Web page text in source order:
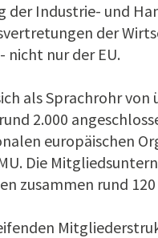
der Industrie- und
der
nur der EU.
als Sprachrohr
2.000
europäischen
Die
zusammen rund